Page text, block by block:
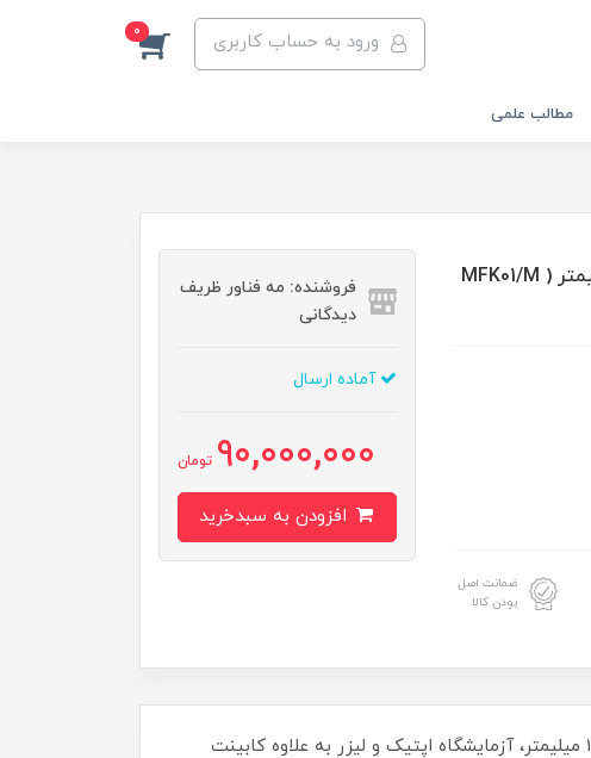
ورود به حساب کاربری 0
مطالب علمی
کیت پایه ‏ها و نگه‏دارنده ‏های میله با قطر 12 میلیمتر ( MFK01/M
ضمانت اصل
بودن کالا
فروشنده: مه فناور ظریف
دیدگانی
آماده ارسال
90,000,000 تومان
کیت MFK01/M از سری کیت‏ های اپتومکانیک شامل 100 محصول پرکاربرد از پایه ‏ها و نگه‏ دارنده‏ های با قطر 12 میلیمتر، آزمایشگاه اپتیک و لیزر به علاوه کابینت